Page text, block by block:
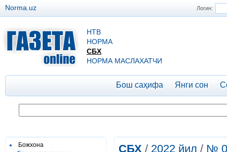
Логин:
Norma.uz
НТВ
НОРМА
СБХ
НОРМА МАСЛАХАТЧИ
Бош саҳифа Янги сон
Божхона
СБХ / 2022 йил / №